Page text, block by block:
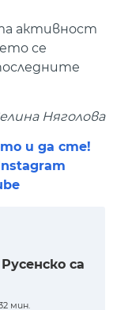
активност
се
Няголова
и да сте!
Instagram
са
мин.